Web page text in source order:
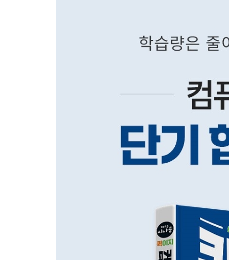
6장. 데이터베이스 프로그래밍